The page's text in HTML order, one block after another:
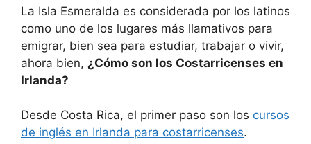
La Isla Esmeralda es considerada por los latinos
como uno de los lugares más llamativos para
emigrar, bien sea para estudiar, trabajar o vivir,
ahora bien, ¿Cómo son los Costarricenses en
Irlanda?
Desde Costa Rica, el primer paso son los cursos
de inglés en Irlanda para costarricenses.